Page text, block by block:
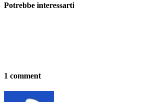
Potrebbe interessarti
1 comment